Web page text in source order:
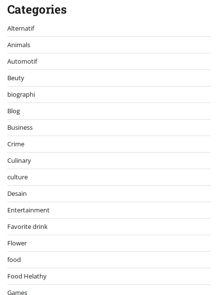
Categories
Alternatif
Animals
Automotif
Beuty
biographi
Blog
Business
Crime
Culinary
culture
Desain
Entertainment
Favorite drink
Flower
food
Food Helathy
Games